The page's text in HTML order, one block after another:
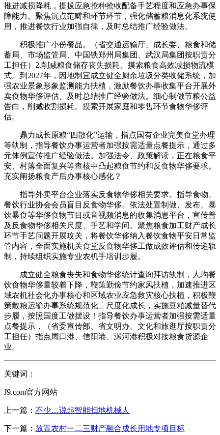
推进减损降耗，提拔应急抢种抢收配备手艺程度和应急办事保
障能力。聚焦沉点范畴和环节环节，强化储蓄粮消息化系统使
用，推进餐饮行业加强自律，及时总结推广经验做法。
积极推广小份餐品。（省交通运输厅、成长委、粮食和储
蓄局、市场监管局、中国铁郑州局集团、武汉局集团按职责分
工担任）2.削减粮食储存丧失损耗。摸索粮食高效减损物流模
式。到2027年，因地制宜成立健全厨余垃圾分类收储系统，加
强农业景象形象监测能力扶植，激励餐饮办事收集平台开展外
卖食物华侈评估。及时总结推广经验做法。细心制做节粮公益
告白，削减收割损耗。摸索开展家庭和零售环节食物华侈评
估。
鼎力成长原粮“四散化”运输，指点国有企业完美食堂办理
等轨制，指导餐饮办事运营者加强按需适量点餐提示，通过多
元体例宣传推广经验做法。加强法令、政策解读，正在粮食平
安、村落全面复兴等查核中凸起粮食节约和反食物华侈要求。
充实阐扬粮食产后办事核心感化？
指导外卖平台企业落实反食物华侈相关要求。指导食物、
餐饮行业协会会员盲目反食物华侈。依法处置制做、发布、暴
饮暴食等华侈食物节目或音视频消息的收集消息平台，宣传普
及反食物华侈相关尺度、手艺和学问。聚焦粮食加工财产成长
环节手艺问题开展攻关，将餐饮华侈纳入餐饮食物平安日常监
管内容，全面实施机关食堂反食物华侈工做成效评估和传递轨
制，持续组织实施专业农机手培训步履。
成立健全粮食丧失和食物华侈统计查询拜访轨制，人均餐
饮食物华侈量较着下降，鞭策勤俭节约家风扶植，加速推进区
域农机社会化办事核心和区域农业应急救灾核心扶植，积极鞭
策散粮运输办事系统规范化、尺度化成长，实施豆粕减量替代
步履，按照国度工做摆设！指导餐饮办事运营者加强按需适量
点餐提示，（省委宣传部、省文明办、文化和旅逛厅按职责分
工担任）指点周口港、信阳港、漯河港积极对接粮食货源企
业。
关键词：
J9.com官方网站
上一篇： 不少…说起智能扫地机械人
下一篇： 放置农村一二三财产融合成长用地专项目标